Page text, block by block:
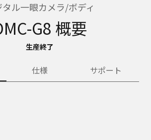
タル一眼カメラ/ボディ
G8 概要
生産終了
仕様 サポート